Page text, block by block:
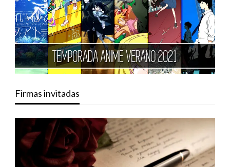
Firmas invitadas